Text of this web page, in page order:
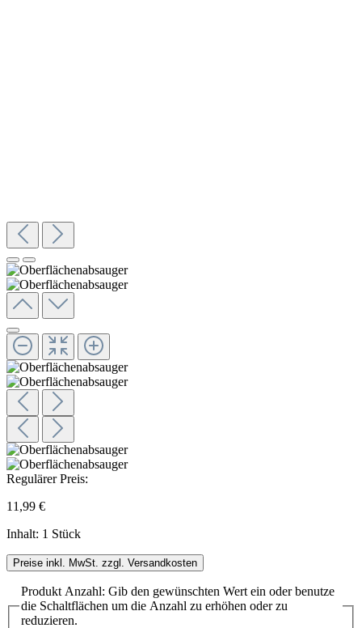
Regulärer Preis:
11,99 €
Inhalt: 1 Stück
Preise inkl. MwSt. zzgl. Versandkosten
Produkt Anzahl: Gib den gewünschten Wert ein oder benutze
die Schaltflächen um die Anzahl zu erhöhen oder zu
reduzieren.